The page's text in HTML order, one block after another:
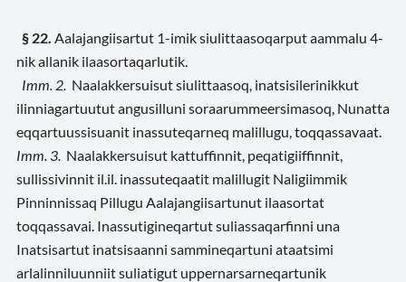
§ 22. Aalajangiisartut 1-imik siulittaasoqarput aammalu 4-
nik allanik ilaasortaqarlutik.
Imm. 2. Naalakkersuisut siulittaasoq, inatsisilerinikkut
ilinniagartuutut angusilluni soraarummeersimasoq, Nunatta
eqqartuussisuanit inassuteqarneq malillugu, toqqassavaat.
Imm. 3. Naalakkersuisut kattuffinnit, peqatigiiffinnit,
sullissivinnit il.il. inassuteqaatit malillugit Naligiimmik
Pinninnissaq Pillugu Aalajangiisartunut ilaasortat
toqqassavai. Inassutigineqartut suliassaqarfinni una
Inatsisartut inatsisaanni sammineqartuni ataatsimi
arlalinniluunniit suliatigut uppernarsarneqartunik